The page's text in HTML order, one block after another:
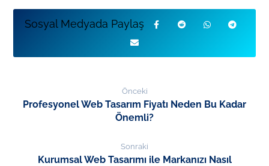
Önceki
Profesyonel Web Tasarım Fiyatı Neden Bu Kadar
Önemli?
Sonraki
Kurumsal Web Tasarımı ile Markanızı Nasıl